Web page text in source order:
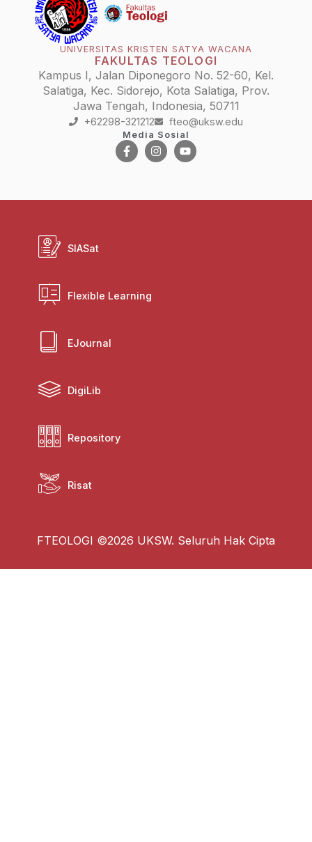
UNIVERSITAS KRISTEN SATYA WACANA
FAKULTAS TEOLOGI
Kampus I, Jalan Diponegoro No. 52-60, Kel.
Salatiga, Kec. Sidorejo, Kota Salatiga, Prov.
Jawa Tengah, Indonesia, 50711
+62298-321212 fteo@uksw.edu
Media Sosial
SIASat
Flexible Learning
EJournal
DigiLib
Repository
Risat
FTEOLOGI ©2026 UKSW. Seluruh Hak Cipta